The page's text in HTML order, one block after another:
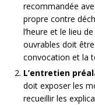
recommandée
propre contre
l’heure et le lieu
ouvrables doit
convocation et la
L’entretien
doit exposer les
recueillir les